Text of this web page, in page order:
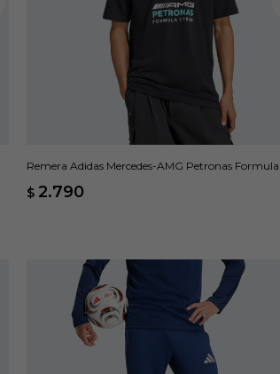
Remera Adidas Mercedes-AMG Petronas Formula
$ 2.790